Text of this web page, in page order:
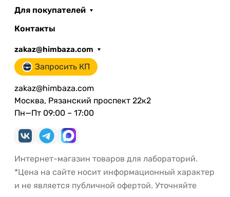
Для покупателей
Контакты
zakaz@himbaza.com
Запросить КП
zakaz@himbaza.com
Москва, Рязанский проспект 22к2
Пн—Пт 09:00 – 17:00
Интернет-магазин товаров для лабораторий.
*Цена на сайте носит информационный характер
и не является публичной офертой. Уточняйте